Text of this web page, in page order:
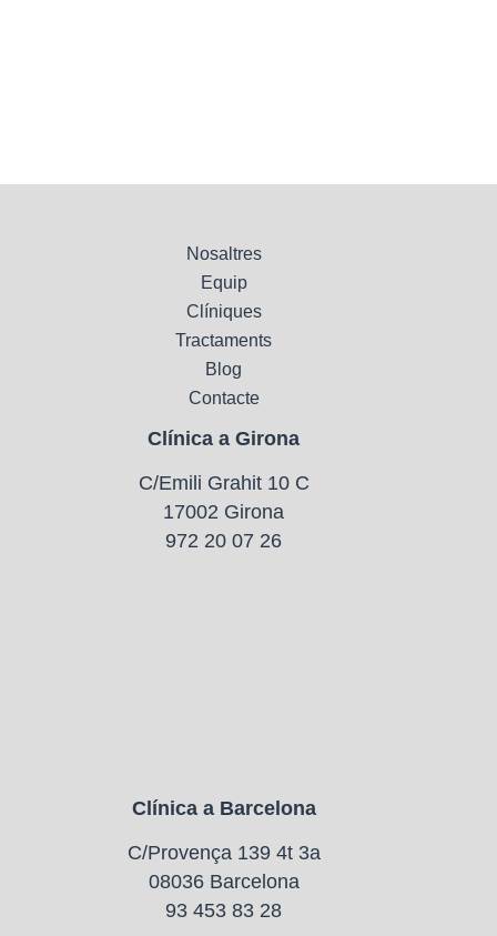
Nosaltres
Equip
Clíniques
Tractaments
Blog
Contacte
Clínica a Girona
C/Emili Grahit 10 C
17002 Girona
972 20 07 26
Clínica a Barcelona
C/Provença 139 4t 3a
08036 Barcelona
93 453 83 28